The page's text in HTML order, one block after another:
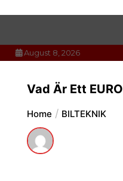
August 8, 2026
Vad Är Ett
Home BILTEKNIK